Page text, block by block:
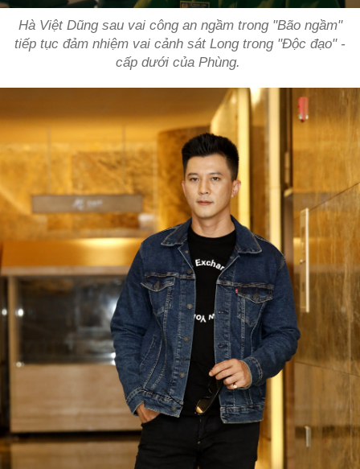
Hà Việt Dũng sau vai công an ngầm trong "Bão ngầm"
tiếp tục đảm nhiệm vai cảnh sát Long trong "Độc đạo" -
cấp dưới của Phùng.